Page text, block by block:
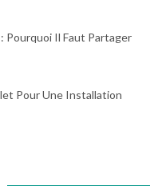
Pourquoi Il Faut Partager
Pour Une Installation